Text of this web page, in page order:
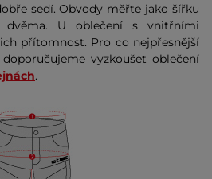
sedí. Obvody měřte jako šířku
dvěma. U oblečení s vnitřními
přítomnost. Pro co nejpřesnější
vyzkoušet oblečení
.